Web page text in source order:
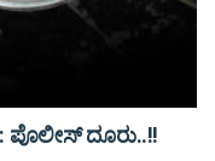
ದೂರು..!!